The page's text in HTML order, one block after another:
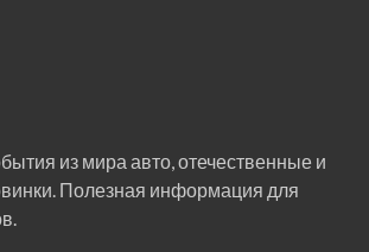
из мира авто, отечественные и
Полезная информация для